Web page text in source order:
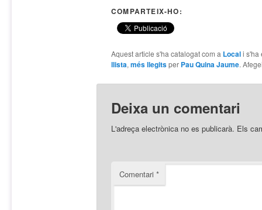
COMPARTEIX-HO:
Aquest article s'ha catalogat com a Locali s'ha
llista, més llegitsper Pau Quina Jaume.
Deixa un comentari
L'adreça electrònica no es publicarà. Els
Comentari *